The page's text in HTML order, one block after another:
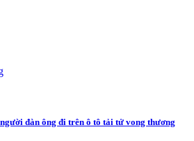
đàn ông đi trên ô tô tải tử vong thương